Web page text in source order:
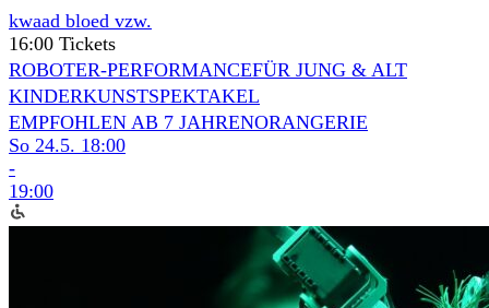
kwaad bloed vzw.
16:00 Tickets
ROBOTER-PERFORMANCEFÜR JUNG & ALT
KINDERKUNSTSPEKTAKEL
EMPFOHLEN AB 7 JAHRENORANGERIE
So 24.5. 18:00
-
19:00